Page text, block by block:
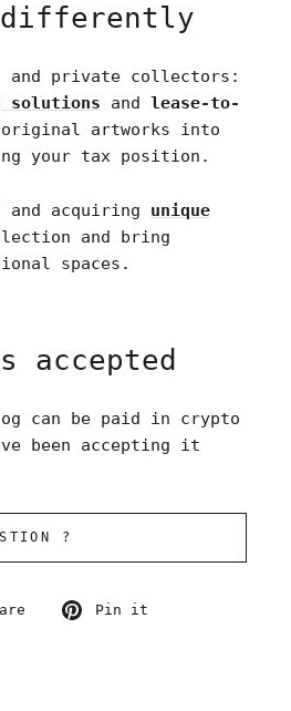
and private collectors:
solutions and lease-to-
artworks into
your tax position.
and acquiring unique
and bring
spaces.
accepted
can be paid in crypto
been accepting it
?
Tweet
Pin it